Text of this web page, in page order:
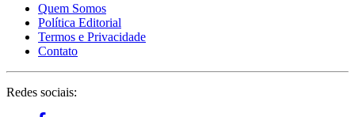
Quem Somos
Política Editorial
Termos e Privacidade
Contato
Redes sociais: